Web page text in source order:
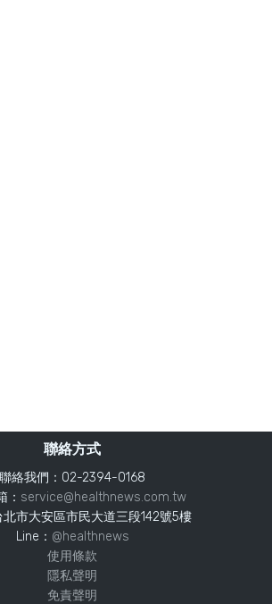
聯絡方式
聯絡我們：02-2394-0168
： service@healthnews.com.tw
市大安區市民大道三段142號5樓
Line： @healthnews
使用條款
隱私聲明
免責聲明